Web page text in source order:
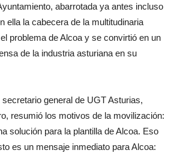
abarrotada ya antes incluso
ella la cabecera de la multitudinaria
problema de Alcoa y se convirtió en un
de la industria asturiana en su
general de UGT Asturias,
resumió los motivos de la movilización:
solución para la plantilla de Alcoa. Eso
es un mensaje inmediato para Alcoa: